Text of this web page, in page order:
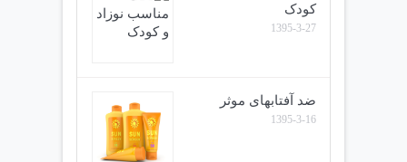
کودک
1395-3-27
ضد آفتابهای موثر
1395-3-16